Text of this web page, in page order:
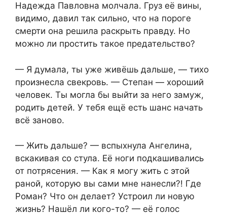
Надежда Павловна молчала. Груз её вины,
видимо, давил так сильно, что на пороге
смерти она решила раскрыть правду. Но
можно ли простить такое предательство?
— Я думала, ты уже живёшь дальше, — тихо
произнесла свекровь. — Степан — хороший
человек. Ты могла бы выйти за него замуж,
родить детей. У тебя ещё есть шанс начать
всё заново.
— Жить дальше? — вспыхнула Ангелина,
вскакивая со стула. Её ноги подкашивались
от потрясения. — Как я могу жить с этой
раной, которую вы сами мне нанесли?! Где
Роман? Что он делает? Устроил ли новую
жизнь? Нашёл ли кого-то? — её голос